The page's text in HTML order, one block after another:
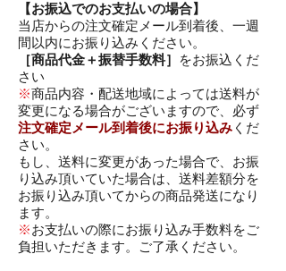
【お振込でのお支払いの場合】
当店からの注文確定メール到着後、一週
間以内にお振り込みください。
［商品代金＋振替手数料］
をお振込くだ
さい
※商品内容・配送地域によっては送料が
変更になる場合がございますので、必ず
注文確定メール到着後にお振り込み くだ
さい。
もし、送料に変更があった場合で、お振
り込み頂いていた場合は、送料差額分を
お振り込み頂いてからの商品発送になり
ます。
※お支払いの際にお振り込み手数料をご
負担いただきます。ご了承ください。